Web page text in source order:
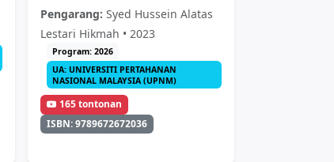
Pengarang: Syed Hussein Alatas
Lestari Hikmah • 2023
Program: 2026
UA: UNIVERSITI PERTAHANAN
NASIONAL MALAYSIA (UPNM)
165 tontonan
ISBN: 9789672672036